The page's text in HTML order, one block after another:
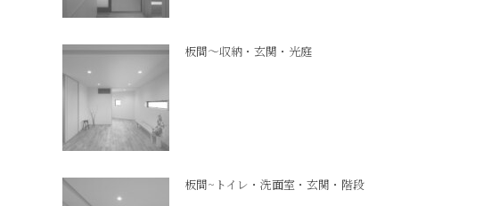
板間～収納・玄関・光庭
板間~トイレ・洗面室・玄関・階段